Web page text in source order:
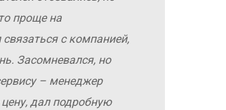
проще на
с компанией,
Засомневался, но
– менеджер
дал подробную